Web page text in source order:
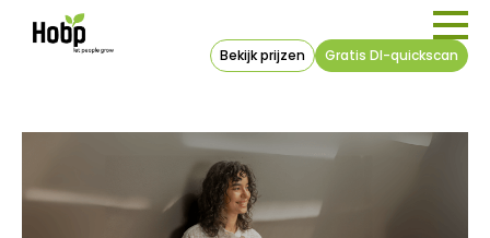
Bekijk prijzen Gratis DI-quickscan